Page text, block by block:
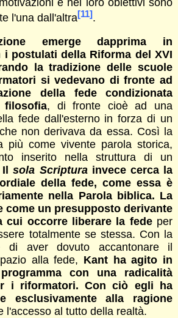
e nei loro obiettivi sono
l'una dall'altra[11].
emerge dapprima in
i postulati della Riforma del XVI
la tradizione delle scuole
si vedevano di fronte ad
della fede condizionata
filosofia, di fronte cioè ad una
fede dall'esterno in forza di un
non derivava da essa. Così la
più come vivente parola storica,
inserito nella struttura di un
Ilsola Scripturainvece cerca la
della fede, come essa è
nella Parola biblica. La
come un presupposto derivante
cui occorre liberare la fedeper
totalmente se stessa. Con la
di aver dovuto accantonare il
alla fede, Kant ha agito in
con una radicalità
i riformatori. Con ciò egli ha
esclusivamente alla ragione
l'accesso al tutto della realtà.